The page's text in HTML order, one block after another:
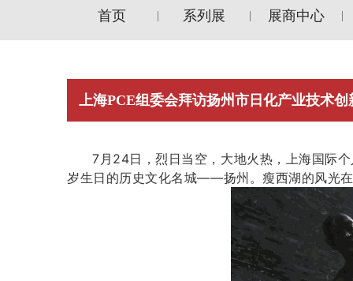
首页 系列展 展商中心
上海PCE组委会拜访扬州市日化产业技术创
7月24日，烈日当空，大地火热，上海国际
岁生日的历史文化名城——扬州。瘦西湖的风光